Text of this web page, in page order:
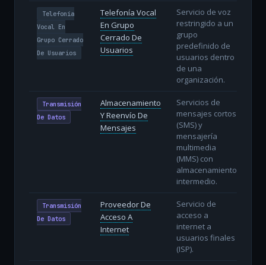
Telefonía
Vocal En
Grupo Cerrado
De Usuarios
Telefonía Vocal
En Grupo
Cerrado De
Usuarios
Servicio de voz
restringido a un
grupo
predefinido de
usuarios dentro
de una
organización.
Transmisión
De Datos
Almacenamiento
Y Reenvío De
Mensajes
Servicios de
mensajes cortos
(SMS) y
mensajería
multimedia
(MMS) con
almacenamiento
intermedio.
Transmisión
De Datos
Proveedor De
Acceso A
Internet
Servicio de
acceso a
internet a
usuarios finales
(ISP).